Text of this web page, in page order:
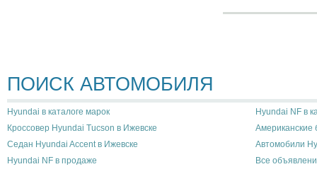
ПОИСК АВТОМОБИЛЯ
Hyundai в каталоге марок
Hyundai NF в
Кроссовер Hyundai Tucson в Ижевске
Американские
Седан Hyundai Accent в Ижевске
Автомобили
Hyundai NF в продаже
Все